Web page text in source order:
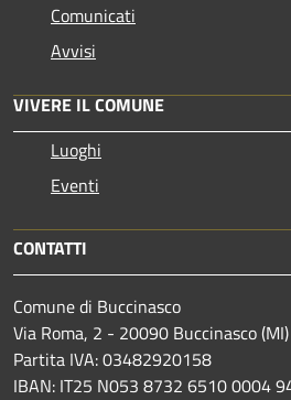
Comunicati
Avvisi
VIVERE IL COMUNE
Luoghi
Eventi
CONTATTI
Comune di Buccinasco
Via Roma, 2 - 20090 Buccinasco (MI)
Partita IVA: 03482920158
IBAN: IT25 N053 8732 6510 0004